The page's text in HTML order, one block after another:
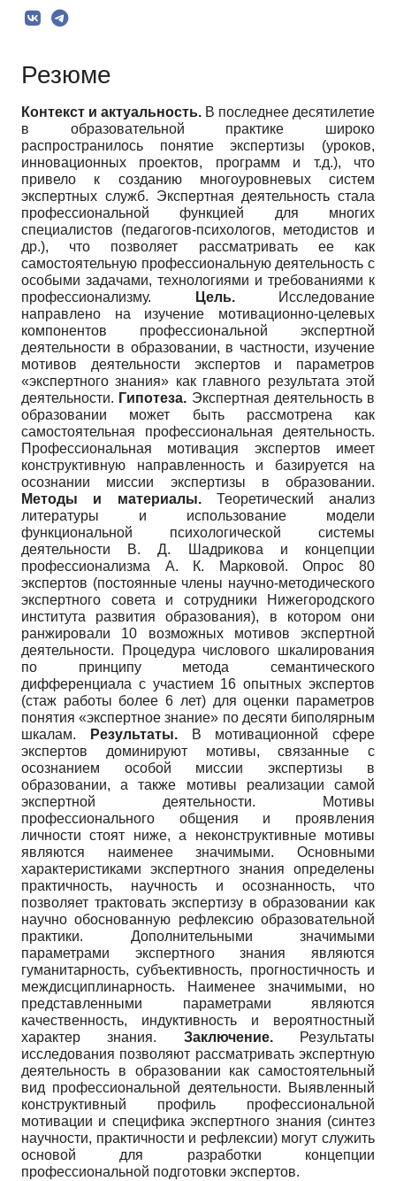
Резюме
Контекст и актуальность. В последнее десятилетие
в образовательной практике широко
распространилось понятие экспертизы (уроков,
инновационных проектов, программ и т.д.), что
привело к созданию многоуровневых систем
экспертных служб. Экспертная деятельность стала
профессиональной функцией для многих
специалистов (педагогов-психологов, методистов и
др.), что позволяет рассматривать ее как
самостоятельную профессиональную деятельность с
особыми задачами, технологиями и требованиями к
профессионализму.
Цель.Исследование
направлено на изучение мотивационно-целевых
компонентов профессиональной экспертной
деятельности в образовании, в частности, изучение
мотивов деятельности экспертов и параметров
«экспертного знания» как главного результата этой
деятельности. Гипотеза. Экспертная деятельность в
образовании может быть рассмотрена как
самостоятельная профессиональная деятельность.
Профессиональная мотивация экспертов имеет
конструктивную направленность и базируется на
осознании миссии экспертизы в образовании.
Методы и материалы.Теоретический анализ
литературы и использование модели
функциональной психологической системы
деятельности В. Д. Шадрикова и концепции
профессионализма А. К. Марковой. Опрос 80
экспертов (постоянные члены научно-методического
экспертного совета и сотрудники Нижегородского
института развития образования), в котором они
ранжировали 10 возможных мотивов экспертной
деятельности. Процедура числового шкалирования
по принципу метода семантического
дифференциала с участием 16 опытных экспертов
(стаж работы более 6 лет) для оценки параметров
понятия «экспертное знание» по десяти биполярным
шкалам.
Результаты.В мотивационной сфере
экспертов доминируют мотивы, связанные с
осознанием особой миссии экспертизы в
образовании, а также мотивы реализации самой
экспертной деятельности. Мотивы
профессионального общения и проявления
личности стоят ниже, а неконструктивные мотивы
являются наименее значимыми. Основными
характеристиками экспертного знания определены
практичность, научность и осознанность, что
позволяет трактовать экспертизу в образовании как
научно обоснованную рефлексию образовательной
практики. Дополнительными значимыми
параметрами экспертного знания являются
гуманитарность, субъективность, прогностичность и
междисциплинарность. Наименее значимыми, но
представленными параметрами являются
качественность, индуктивность и вероятностный
характер знания. Заключение.Результаты
исследования позволяют рассматривать экспертную
деятельность в образовании как самостоятельный
вид профессиональной деятельности. Выявленный
конструктивный профиль профессиональной
мотивации и специфика экспертного знания (синтез
научности, практичности и рефлексии) могут служить
основой для разработки концепции
профессиональной подготовки экспертов.